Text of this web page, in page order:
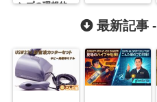
ンプの理想的
最新記事 -